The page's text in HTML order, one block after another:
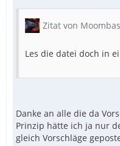
Zitat von Moombas
Les die datei doch in
Danke an alle die da
Prinzip hätte ich ja nur
gleich Vorschläge